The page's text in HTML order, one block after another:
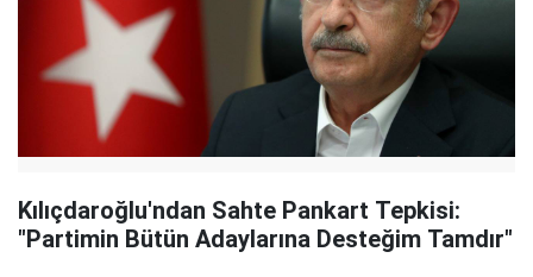
Kılıçdaroğlu'ndan Sahte Pankart Tepkisi:
"Partimin Bütün Adaylarına Desteğim Tamdır"